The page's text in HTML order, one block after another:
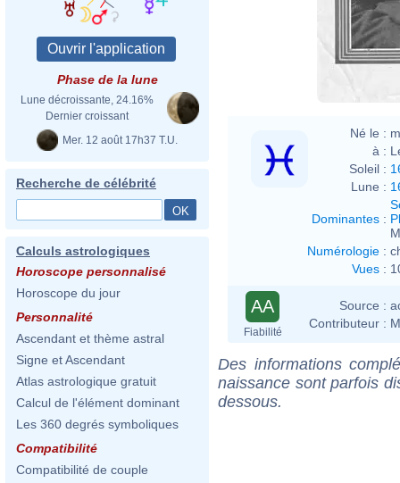
Phase de la lune
Lune décroissante, 24.16%
Dernier croissant
Mer. 12 août 17h37 T.U.
Recherche de célébrité
Calculs astrologiques
Horoscope personnalisé
Horoscope du jour
Personnalité
Ascendant et thème astral
Signe et Ascendant
Atlas astrologique gratuit
Calcul de l'élément dominant
Les 360 degrés symboliques
Compatibilité
Compatibilité de couple
Né le :
à :
Soleil :
Lune :
Dominantes :
Numérologie :
Vues :
AA
Fiabilité
Source :
Contributeur :
Des informations
naissance sont parfois
dessous.